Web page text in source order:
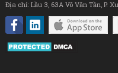
Địa chỉ: Lầu 3, 63A Võ Văn Tần, P.